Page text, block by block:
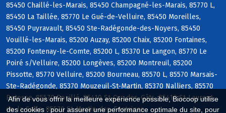
Afin de vous offrir la meilleure expérience possible, Biocoop utilise
des cookies : pour assurer une performance optimale du site, pour
85450 Chaillé-les-Marais, 85450 Champagné-les-Marais, 85770 L,
85450 La Taillée, 85770 Le Gué-de-Velluire, 85450 Moreilles,
85450 Puyravault, 85450 Ste-Radégonde-des-Noyers, 85450
Vouillé-les-Marais, 85200 Auzay, 85200 Chaix, 85200 Fontaines,
85200 Fontenay-le-Comte, 85200 L, 85370 Le Langon, 85770 Le
Poiré s/Velluire, 85200 Longèves, 85200 Montreuil, 85200
Pissotte, 85770 Velluire, 85200 Bourneau, 85570 L, 85570 Marsais-
Ste-Radégonde, 85370 Mouzeuil-St-Martin, 85370 Nalliers, 85570
Petosse, 85570 Pouillé, 85410 St-Cyr-des-Gâts, 85410 St-Laurent-
de-la-Salle, 85570 St-Martin-des-Fontaines